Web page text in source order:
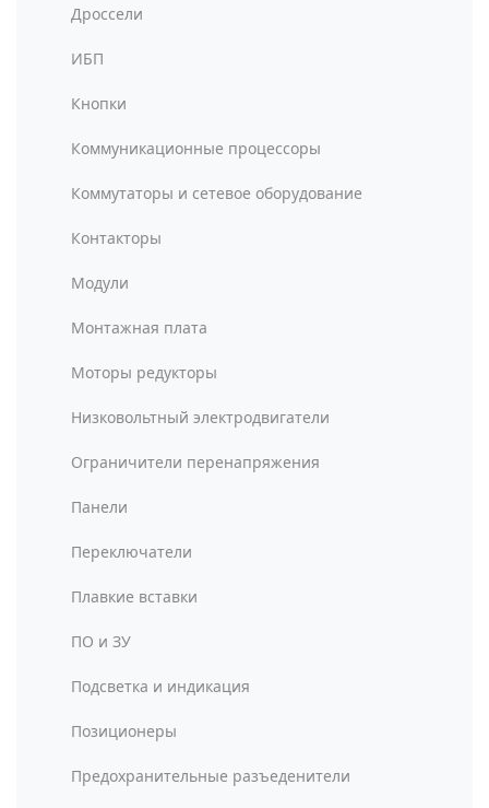
Дроссели
ИБП
Кнопки
Коммуникационные процессоры
Коммутаторы и сетевое оборудование
Контакторы
Модули
Монтажная плата
Моторы редукторы
Низковольтный электродвигатели
Ограничители перенапряжения
Панели
Переключатели
Плавкие вставки
ПО и ЗУ
Подсветка и индикация
Позиционеры
Предохранительные разъеденители